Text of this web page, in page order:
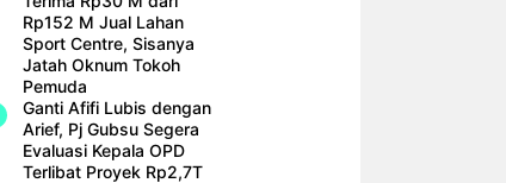
Rp152 M Jual Lahan
Sport Centre, Sisanya
Jatah Oknum Tokoh
Pemuda
Ganti Afifi Lubis dengan
Arief, Pj Gubsu Segera
Evaluasi Kepala OPD
Terlibat Proyek Rp2,7T